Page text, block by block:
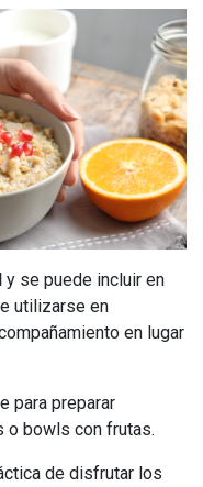
y se puede incluir en
utilizarse en
en lugar
para preparar
o bowls con frutas.
de disfrutar los